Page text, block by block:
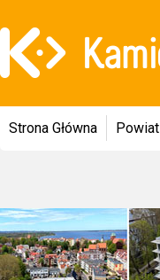
Strona Główna Powiat